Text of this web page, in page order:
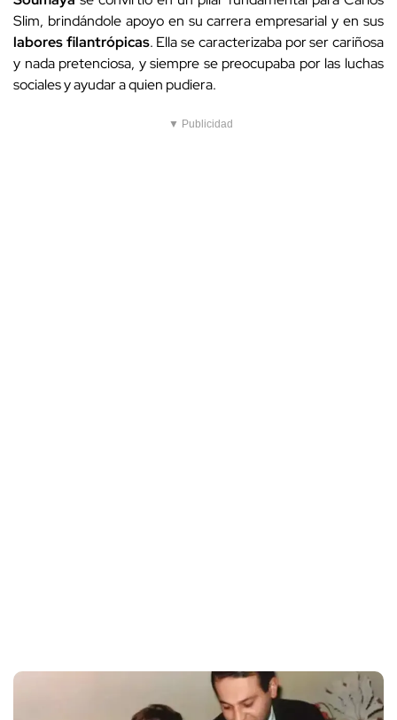
Slim, brindándole apoyo en su carrera empresarial y en sus
labores filantrópicas. Ella se caracterizaba por ser cariñosa
y nada pretenciosa, y siempre se preocupaba por las luchas
sociales y ayudar a quien pudiera.
▼ Publicidad